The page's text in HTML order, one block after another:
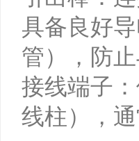
具备良好
管），防止
接线端子
线柱），